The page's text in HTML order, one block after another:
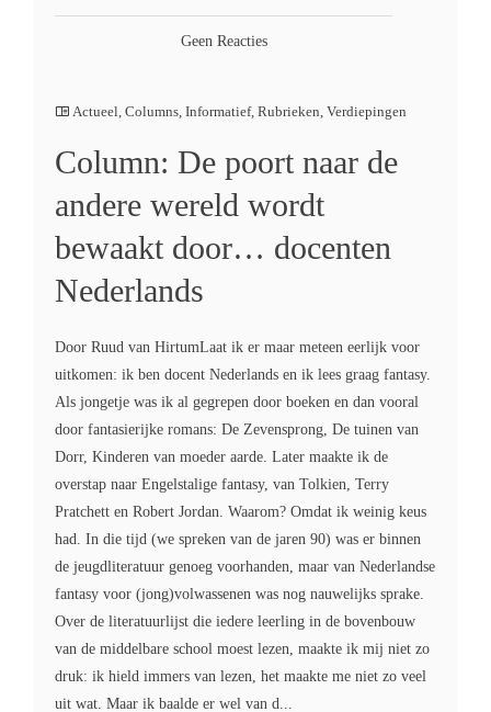
Geen Reacties
Actueel Columns Informatief, Rubrieken Verdiepingen
Column: De poort naar de
andere wereld wordt
bewaakt door… docenten
Nederlands
Door Ruud van HirtumLaat ik er maar meteen eerlijk voor
uitkomen: ik ben docent Nederlands en ik lees graag fantasy.
Als jongetje was ik al gegrepen door boeken en dan vooral
door fantasierijke romans: De Zevensprong, De tuinen van
Dorr, Kinderen van moeder aarde. Later maakte ik de
overstap naar Engelstalige fantasy, van Tolkien, Terry
Pratchett en Robert Jordan. Waarom? Omdat ik weinig keus
had. In die tijd (we spreken van de jaren 90) was er binnen
de jeugdliteratuur genoeg voorhanden, maar van Nederlandse
fantasy voor (jong)volwassenen was nog nauwelijks sprake.
Over de literatuurlijst die iedere leerling in de bovenbouw
van de middelbare school moest lezen, maakte ik mij niet zo
druk: ik hield immers van lezen, het maakte me niet zo veel
uit wat. Maar ik baalde er wel van d...